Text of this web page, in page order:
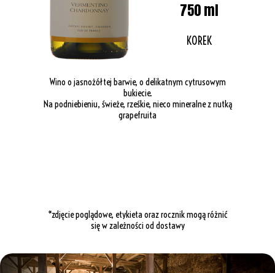
KOREK
750 ml
Wino o jasnożółtej barwie, o delikatnym cytrusowym
bukiecie.
Na podniebieniu, świeże, rześkie, nieco mineralne z nutką
grapefruita
*zdjęcie poglądowe, etykieta oraz rocznik mogą różnić
się w zależności od dostawy